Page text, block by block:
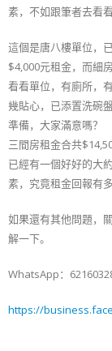
素，不如跟筆者去看看
這個是唐八樓單位，
$4,000元租金，而細
看看單位，有廁所，
幾貼心，已添置洗碗
準備，大家滿意嗎？
三間房租金合共
已經有一個好好的大
素，究竟租金回報有
如果還有其他問題，
解一下。
WhatsApp：
https://